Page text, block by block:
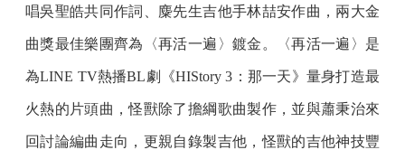
唱吳聖皓共同作詞、麋先生吉他手林喆安作曲，兩大金
曲獎最佳樂團齊為〈再活一遍〉鍍金。〈再活一遍〉是
為LINE TV熱播BL劇《HIStory 3：那一天》量身打造最
火熱的片頭曲，怪獸除了擔綱歌曲製作，並與蕭秉治來
回討論編曲走向，更親自錄製吉他，怪獸的吉他神技豐